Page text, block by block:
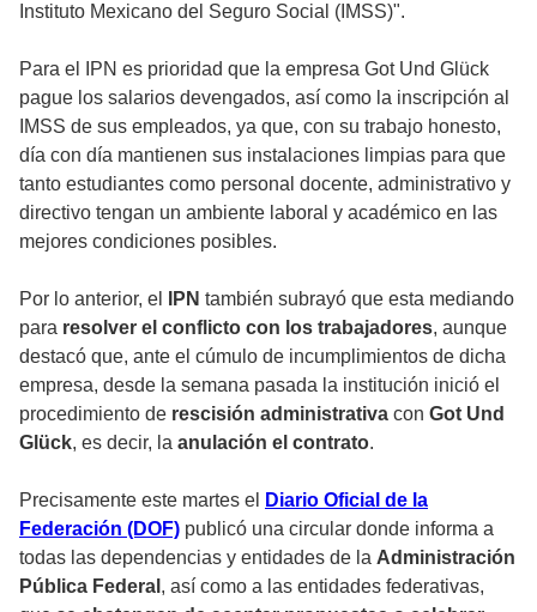
Instituto Mexicano del Seguro Social (IMSS)".
Para el IPN es prioridad que la empresa Got Und Glück
pague los salarios devengados, así como la inscripción al
IMSS de sus empleados, ya que, con su trabajo honesto,
día con día mantienen sus instalaciones limpias para que
tanto estudiantes como personal docente, administrativo y
directivo tengan un ambiente laboral y académico en las
mejores condiciones posibles.
Por lo anterior, el IPN también subrayó que esta mediando
para resolver el conflicto con los trabajadores, aunque
destacó que, ante el cúmulo de incumplimientos de dicha
empresa, desde la semana pasada la institución inició el
procedimiento de rescisión administrativa con Got Und
Glück, es decir, la anulación el contrato.
Precisamente este martes el
Diario Oficial de la
Federación (DOF) publicó una circular donde informa a
todas las dependencias y entidades de la Administración
Pública Federal , así como a las entidades federativas,